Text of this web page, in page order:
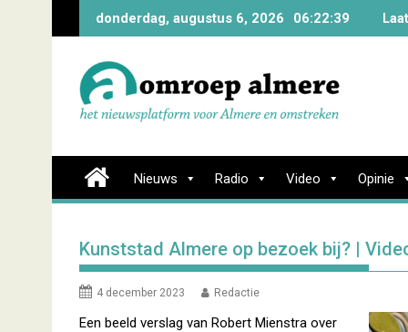
donderdag, augustus 6, 2026 06:22:40
Nieuws Radio Video Opinie
Kunststad Almere op bezoek bij? |
4 december 2023 Redactie
Een beeld verslag van Robert Mienstra over